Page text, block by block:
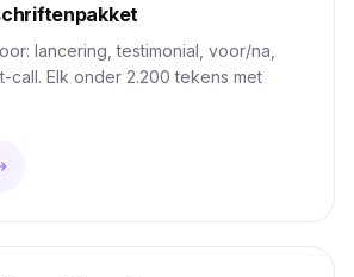
lancering, testimonial, voor/na,
call. Elk onder 2.200 tekens met